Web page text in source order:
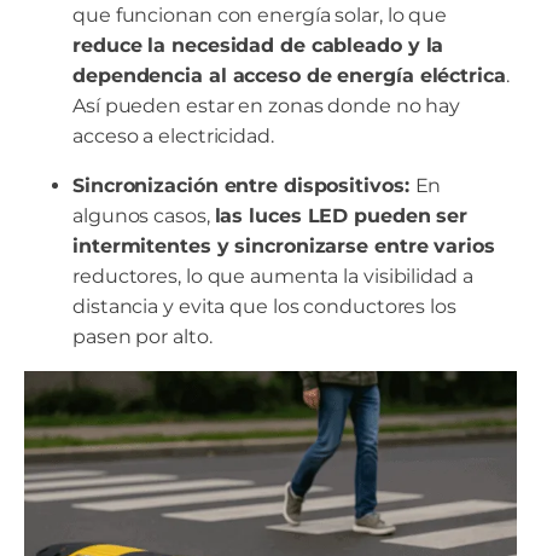
que funcionan con energía solar, lo que
reduce la necesidad de cableado y la
dependencia al acceso de energía eléctrica.
Así pueden estar en zonas donde no hay
acceso a electricidad.
Sincronización entre dispositivos: En
algunos casos, las luces LED pueden ser
intermitentes y sincronizarse entre varios
reductores, lo que aumenta la visibilidad a
distancia y evita que los conductores los
pasen por alto.